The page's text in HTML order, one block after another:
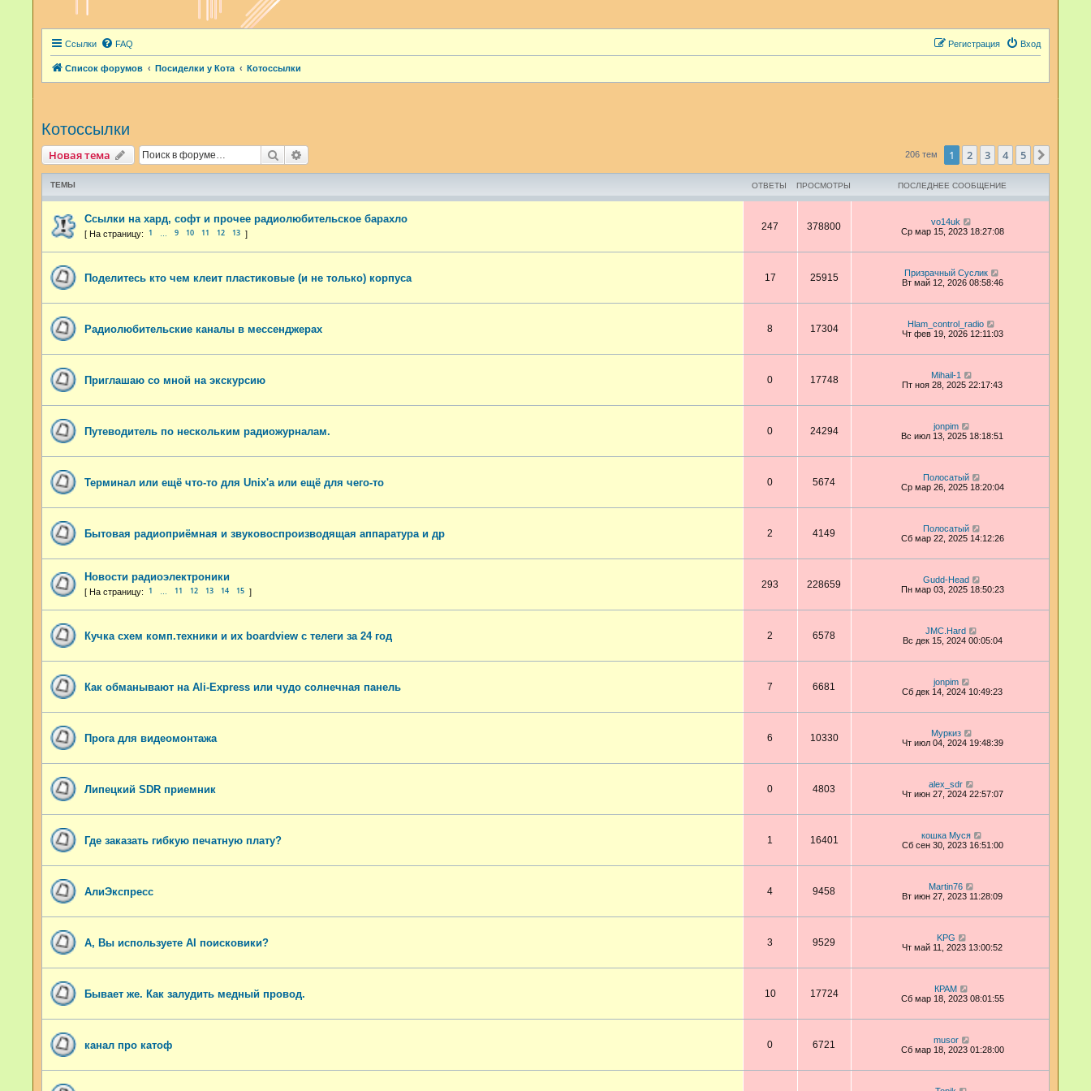
Ссылки FAQ Вход
Регистрация
Список форумов Посиделки у Кота Котоссылки
Котоссылки
Новая тема Поиск 206 тем 1 2 3 4 5
ТЕМЫ ОТВЕТЫ ПРОСМОТРЫ ПОСЛЕДНЕЕ СООБЩЕНИЕ
Ссылки на хард, софт и прочее радиолюбительское барахло
1 9 10 11 12 13
247 378800
vo14uk
Ср мар 15, 2023 18:27:08
Поделитесь кто чем клеит пластиковые (и не только) корпуса 17 25915
Призрачный Суслик
Вт май 12, 2026 08:58:46
Радиолюбительские каналы в мессенджерах 8 17304
Hlam_control_radio
Чт фев 19, 2026 12:11:03
Приглашаю со мной на экскурсию 0 17748
Mihail-1
Пт ноя 28, 2025 22:17:43
Путеводитель по нескольким радиожурналам. 0 24294
jonpim
Вс июл 13, 2025 18:18:51
Терминал или ещё что-то для Unix'а или ещё для чего-то 0 5674
Полосатый
Ср мар 26, 2025 18:20:04
Бытовая радиоприёмная и звуковоспроизводящая аппаратура и др 2 4149
Полосатый
Сб мар 22, 2025 14:12:26
Новости радиоэлектроники
1 11 12 13 14 15
293 228659
Gudd-Head
Пн мар 03, 2025 18:50:23
Кучка схем комп.техники и их boardview с телеги за 24 год 2 6578
JMC.Hard
Вс дек 15, 2024 00:05:04
Как обманывают на Ali-Express или чудо солнечная панель 7 6681
jonpim
Сб дек 14, 2024 10:49:23
Прога для видеомонтажа 6 10330
Муркиз
Чт июл 04, 2024 19:48:39
Липецкий SDR приемник 0 4803
alex_sdr
Чт июн 27, 2024 22:57:07
Где заказать гибкую печатную плату? 1 16401
кошка Муся
Сб сен 30, 2023 16:51:00
АлиЭкспресс 4 9458
Martin76
Вт июн 27, 2023 11:28:09
А, Вы используете AI поисковики? 3 9529
KPG
Чт май 11, 2023 13:00:52
Бывает же. Как залудить медный провод. 10 17724
КРАМ
Сб мар 18, 2023 08:01:55
канал про катоф 0 6721
musor
Сб мар 18, 2023 01:28:00